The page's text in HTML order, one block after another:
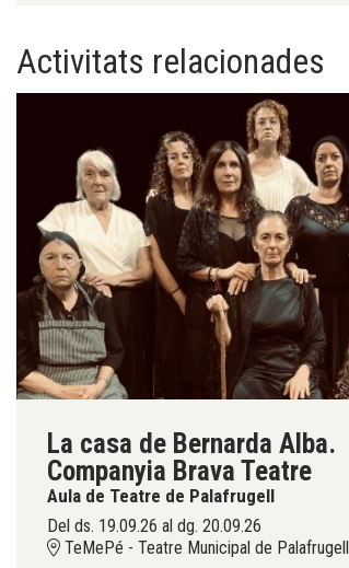
Activitats relacionades
La casa de Bernarda Alba.
Companyia Brava Teatre
Aula de Teatre de Palafrugell
Del ds. 19.09.26 al dg. 20.09.26
TeMePé - Teatre Municipal de Palafrugell